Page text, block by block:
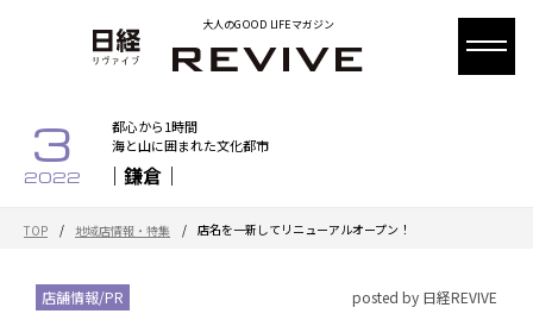
大人のGOOD LIFEマガジン
3
2022
都心から1時間
海と山に囲まれた文化都市
｜鎌倉｜
TOP / 地域店情報・特集 / 店名を一新してリニューアルオープン！
店舗情報/PR posted by 日経REVIVE